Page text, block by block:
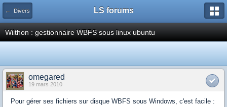
← Divers LS forums
Wiithon : gestionnaire WBFS sous linux ubuntu
omegared
19 mars 2010
Pour gérer ses fichiers sur disque WBFS sous Windows, c'est facile :